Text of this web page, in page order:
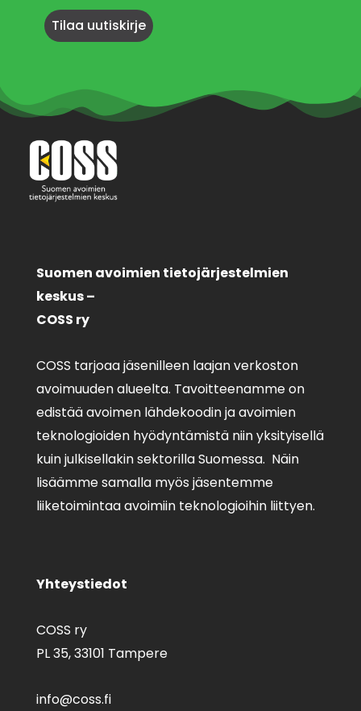
Suomen avoimien tietojärjestelmien
keskus –
COSS ry
COSS tarjoaa jäsenilleen laajan verkoston
avoimuuden alueelta. Tavoitteenamme on
edistää avoimen lähdekoodin ja avoimien
teknologioiden hyödyntämistä niin yksityisellä
kuin julkisellakin sektorilla Suomessa. Näin
lisäämme samalla myös jäsentemme
liiketoimintaa avoimiin teknologioihin liittyen.
Yhteystiedot
COSS ry
PL 35,33101 Tampere
info@coss.fi